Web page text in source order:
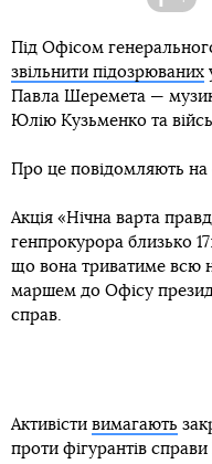
Під Офісом
звільнити підозрюваних
Павла Шеремета —
Юлію Кузьменко та
Про це повідомляють на
Акція «Нічна варта
генпрокурора близько
що вона триватиме всю
маршем до Офісу
справ.
Активісти вимагають
проти фігурантів